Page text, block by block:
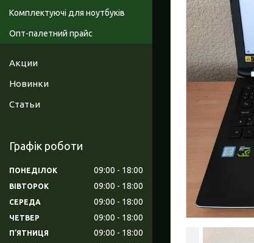
Комплектуючі для ноутбуків
Опт-палетний прайс
Акции
Новинки
Статьи
Графік роботи
ПОНЕДІЛОК 09:00 18:00
ВІВТОРОК 09:00 18:00
СЕРЕДА 09:00 18:00
ЧЕТВЕР 09:00 18:00
ПʼЯТНИЦЯ 09:00 18:00